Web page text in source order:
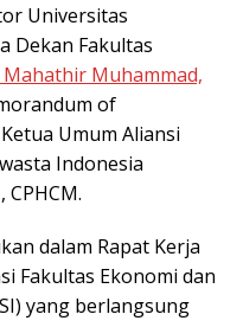
Universitas
Dekan Fakultas
Mahathir Muhammad,
of
Umum Aliansi
Indonesia
CPHCM.
dalam Rapat Kerja
Fakultas Ekonomi dan
yang berlangsung